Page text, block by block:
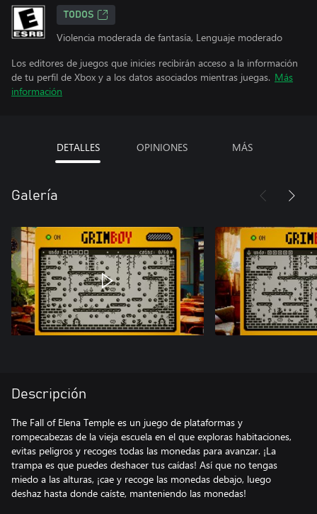
TODOS
Violencia moderada de fantasía, Lenguaje moderado
Los editores de juegos que inicies recibirán acceso a la información
de tu perfil de Xbox y a los datos asociados mientras juegas. Más
información
DETALLES OPINIONES MÁS
Galería
Descripción
The Fall of Elena Temple es un juego de plataformas y
rompecabezas de la vieja escuela en el que exploras habitaciones,
evitas peligros y recoges todas las monedas para avanzar. ¡La
trampa es que puedes deshacer tus caídas! Así que no tengas
miedo a las alturas, ¡cae y recoge las monedas debajo, luego
deshaz hasta donde caíste, manteniendo las monedas!